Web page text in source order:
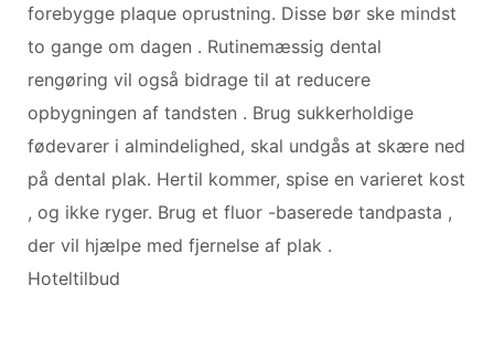
forebygge plaque oprustning. Disse bør ske mindst
to gange om dagen . Rutinemæssig dental
rengøring vil også bidrage til at reducere
opbygningen af ​​tandsten . Brug sukkerholdige
fødevarer i almindelighed, skal undgås at skære ned
på dental plak. Hertil kommer, spise en varieret kost
, og ikke ryger. Brug et fluor -baserede tandpasta ,
der vil hjælpe med fjernelse af plak .
Hoteltilbud